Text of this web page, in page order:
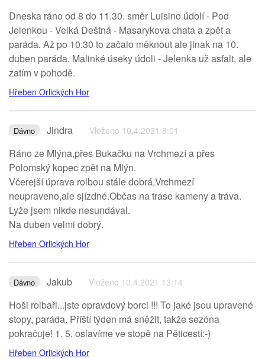
Dneska ráno od 8 do 11.30. směr Luisino údolí - Pod
Jelenkou - Velká Deštná - Masarykova chata a zpět a
paráda. Až po 10.30 to začalo měknout ale jinak na 10.
duben paráda. Malinké úseky údoli - Jelenka už asfalt, ale
zatím v pohodě.
Hřeben Orlických Hor
Dávno Jindra Vloženo 10.4.2021 8:01
Ráno ze Mlýna,přes Bukačku na Vrchmezí a přes
Polomský kopec zpět na Mlýn.
Včerejší úprava rolbou stále dobrá,Vrchmezí
neupraveno,ale sjízdné.Občas na trase kameny a tráva.
Lyže jsem nikde nesundával.
Na duben velmi dobrý.
Hřeben Orlických Hor
Dávno Jakub Vloženo 10.4.2021 13:14
Hoši rolbaři...jste opravdový borci !!! To jaké jsou upravené
stopy, paráda. Příští týden má sněžit, takže sezóna
pokračuje! 1. 5. oslavíme ve stopě na Pěticestí:-)
Hřeben Orlických Hor